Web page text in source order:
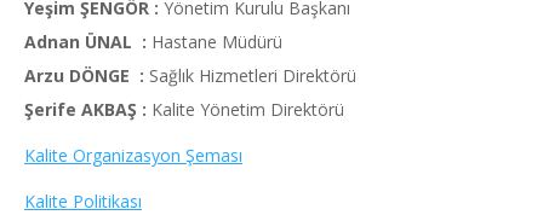
Yeşim ŞENGÖR : Yönetim Kurulu Başkanı
Adnan ÜNAL : Hastane Müdürü
Arzu DÖNGE : Sağlık Hizmetleri Direktörü
Şerife AKBAŞ : Kalite Yönetim Direktörü
Kalite Organizasyon Şeması
Kalite Politikası